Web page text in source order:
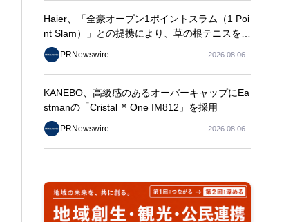
Haier、「全豪オープン1ポイントスラム（1 Poi
nt Slam）」との提携により、草の根テニスをグ
ランドスラムの舞台へ
PRNewswire 2026.08.06
KANEBO、高級感のあるオーバーキャップにEa
stmanの「Cristal™ One IM812」を採用
PRNewswire 2026.08.06